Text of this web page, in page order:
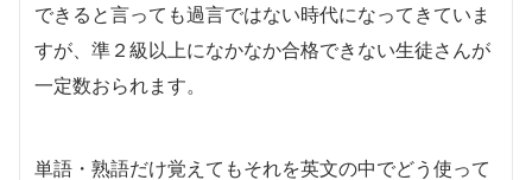
できると言っても過言ではない時代になってきていま
すが、準２級以上になかなか合格できない生徒さんが
一定数おられます。
単語・熟語だけ覚えてもそれを英文の中でどう使って